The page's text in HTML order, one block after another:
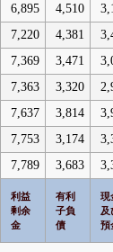
6,895 4,510
7,220 4,381
7,369 3,471
7,363 3,320
7,637 3,814
7,753 3,174
7,789 3,683
利益
剰余
金
有利
子負
債
現
及
預